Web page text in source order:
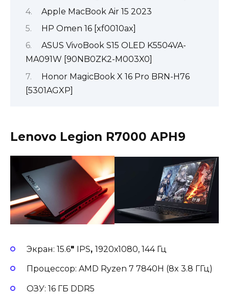
Apple MacBook Air 15 2023
HP Omen 16 [xf0010ax]
ASUS VivoBook S15 OLED K5504VA-
MA091W [90NB0ZK2-M003X0]
Honor MagicBook X 16 Pro BRN-H76
[5301AGXP]
Lenovo Legion R7000 APH9
Экран: 15.6″ IPS, 1920х1080, 144 Гц
Процессор: AMD Ryzen 7 7840H (8x 3.8 ГГц)
ОЗУ: 16 ГБ DDR5